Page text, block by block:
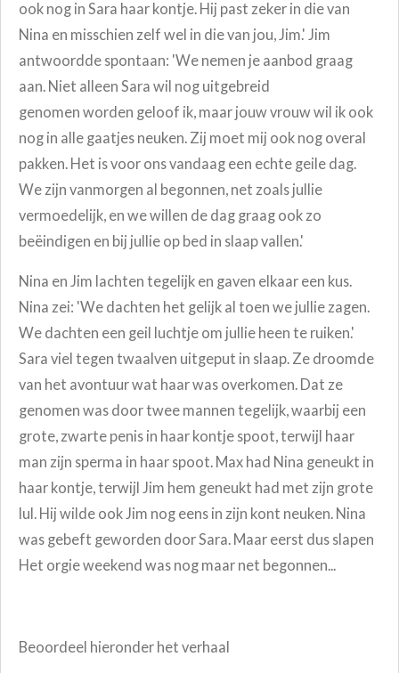
ook nog in Sara haar kontje. Hij past zeker in die van
Nina en misschien zelf wel in die van jou, Jim.' Jim
antwoordde spontaan: 'We nemen je aanbod graag
aan. Niet alleen Sara wil nog uitgebreid
genomen worden geloof ik, maar jouw vrouw wil ik ook
nog in alle gaatjes neuken. Zij moet mij ook nog overal
pakken. Het is voor ons vandaag een echte geile dag.
We zijn vanmorgen al begonnen, net zoals jullie
vermoedelijk, en we willen de dag graag ook zo
beëindigen en bij jullie op bed in slaap vallen.'
Nina en Jim lachten tegelijk en gaven elkaar een kus.
Nina zei: 'We dachten het gelijk al toen we jullie zagen.
We dachten een geil luchtje om jullie heen te ruiken.'
Sara viel tegen twaalven uitgeput in slaap. Ze droomde
van het avontuur wat haar was overkomen. Dat ze
genomen was door twee mannen tegelijk, waarbij een
grote, zwarte penis in haar kontje spoot, terwijl haar
man zijn sperma in haar spoot. Max had Nina geneukt in
haar kontje, terwijl Jim hem geneukt had met zijn grote
lul. Hij wilde ook Jim nog eens in zijn kont neuken. Nina
was gebeft geworden door Sara. Maar eerst dus slapen
Het orgie weekend was nog maar net begonnen...
Beoordeel hieronder het verhaal